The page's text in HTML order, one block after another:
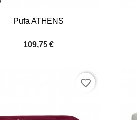
Pufa ATHENS
109,75 €
Quick view
favorite_border